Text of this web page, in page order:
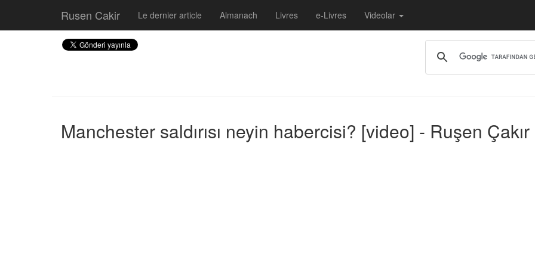
Rusen Cakir Le dernier article Almanach Livres e-Livres Videolar
Manchester saldırısı neyin habercisi? [video] - Ruşen Çakır